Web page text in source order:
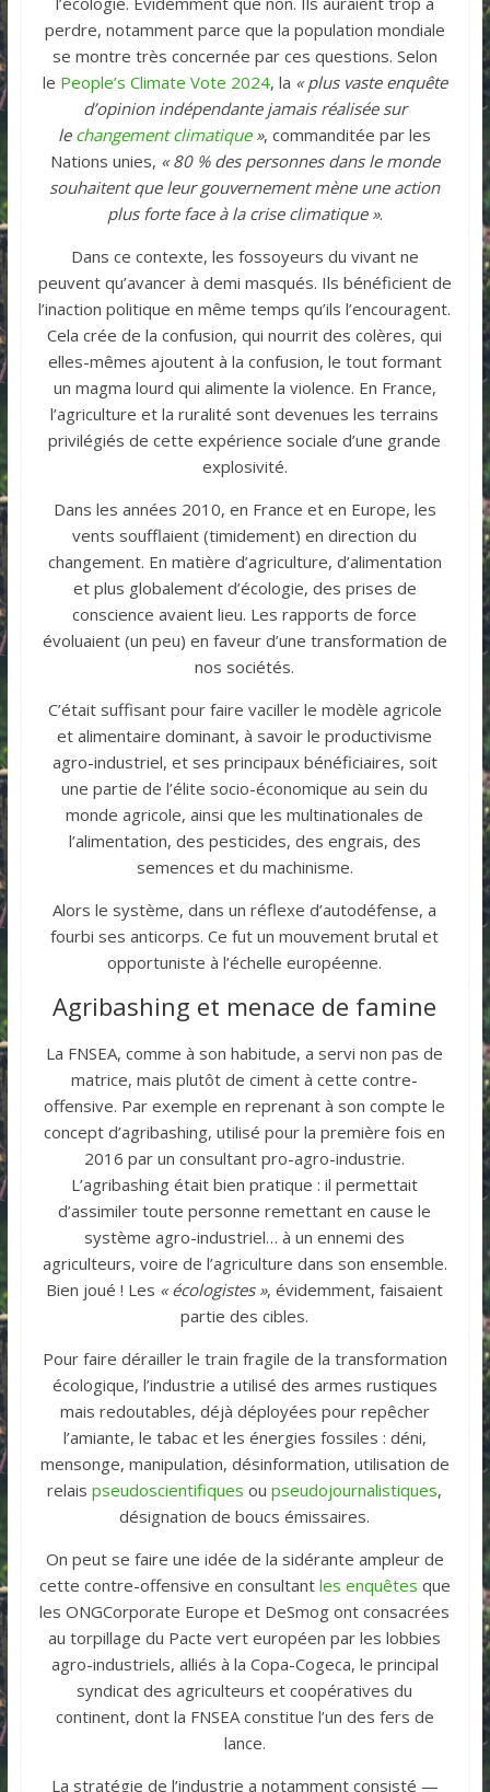
perdre, notamment parce que la population mondiale
se montre très concernée par ces questions. Selon
le People’s Climate Vote 2024, la « plus vaste enquête
d’opinion indépendante jamais réalisée sur
le changement climatique», commanditée par les
Nations unies, « 80 % des personnes dans le monde
souhaitent que leur gouvernement mène une action
plus forte face à la crise climatique ».
Dans ce contexte, les fossoyeurs du vivant ne
peuvent qu’avancer à demi masqués. Ils bénéficient de
l’inaction politique en même temps qu’ils l’encouragent.
Cela crée de la confusion, qui nourrit des colères, qui
elles-mêmes ajoutent à la confusion, le tout formant
un magma lourd qui alimente la violence. En France,
l’agriculture et la ruralité sont devenues les terrains
privilégiés de cette expérience sociale d’une grande
explosivité.
Dans les années 2010, en France et en Europe, les
vents soufflaient (timidement) en direction du
changement. En matière d’agriculture, d’alimentation
et plus globalement d’écologie, des prises de
conscience avaient lieu. Les rapports de force
évoluaient (un peu) en faveur d’une transformation de
nos sociétés.
C’était suffisant pour faire vaciller le modèle agricole
et alimentaire dominant, à savoir le productivisme
agro-industriel, et ses principaux bénéficiaires, soit
une partie de l’élite socio-économique au sein du
monde agricole, ainsi que les multinationales de
l’alimentation, des pesticides, des engrais, des
semences et du machinisme.
Alors le système, dans un réflexe d’autodéfense, a
fourbi ses anticorps. Ce fut un mouvement brutal et
opportuniste à l’échelle européenne.
Agribashing et menace de famine
La FNSEA, comme à son habitude, a servi non pas de
matrice, mais plutôt de ciment à cette contre-
offensive. Par exemple en reprenant à son compte le
concept d’agribashing, utilisé pour la première fois en
2016 par un consultant pro-agro-industrie.
L’agribashing était bien pratique : il permettait
d’assimiler toute personne remettant en cause le
système agro-industriel… à un ennemi des
agriculteurs, voire de l’agriculture dans son ensemble.
Bien joué ! Les « écologistes », évidemment, faisaient
partie des cibles.
Pour faire dérailler le train fragile de la transformation
écologique, l’industrie a utilisé des armes rustiques
mais redoutables, déjà déployées pour repêcher
l’amiante, le tabac et les énergies fossiles : déni,
mensonge, manipulation, désinformation, utilisation de
relaispseudoscientifiques oupseudojournalistiques,
désignation de boucs émissaires.
On peut se faire une idée de la sidérante ampleur de
cette contre-offensive en consultant les enquêtes que
les ONGCorporate Europe et DeSmog ont consacrées
au torpillage du Pacte vert européen par les lobbies
agro-industriels, alliés à la Copa-Cogeca, le principal
syndicat des agriculteurs et coopératives du
continent, dont la FNSEA constitue l’un des fers de
lance.
La stratégie de l’industrie a notamment consisté —